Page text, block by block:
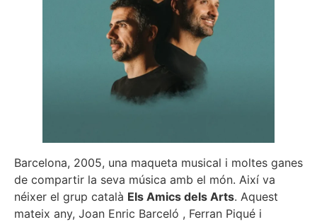
Barcelona, 2005, una maqueta musical i moltes ganes
de compartir la seva música amb el món. Així va
néixer el grup català Els Amics dels Arts. Aquest
mateix any, Joan Enric Barceló , Ferran Piqué i